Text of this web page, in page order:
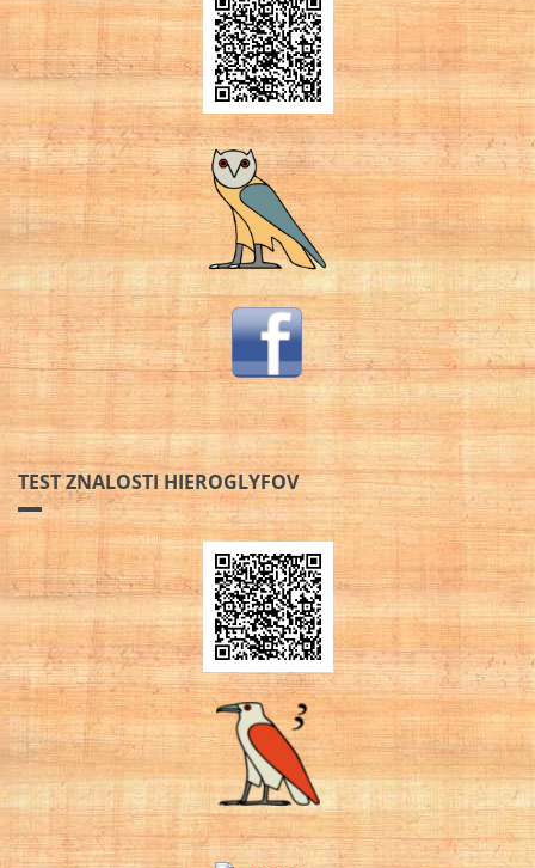
TEST ZNALOSTI HIEROGLYFOV